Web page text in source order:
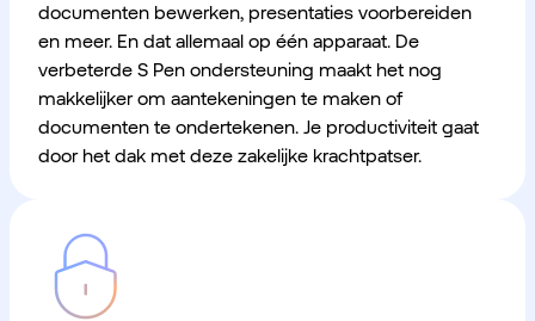
documenten bewerken, presentaties voorbereiden
en meer. En dat allemaal op één apparaat. De
verbeterde S Pen ondersteuning maakt het nog
makkelijker om aantekeningen te maken of
documenten te ondertekenen. Je productiviteit gaat
door het dak met deze zakelijke krachtpatser.